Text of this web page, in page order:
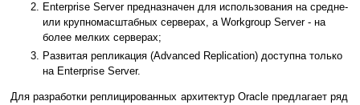
Enterprise Server предназначен для использования на средне-
или крупномасштабных серверах, а Workgroup Server - на
более мелких серверах;
Развитая репликация (Advanced Replication) доступна только
на Enterprise Server.
Для разработки реплицированных архитектур Oracle предлагает ряд